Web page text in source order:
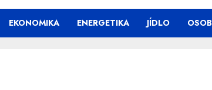
EKONOMIKA ENERGETIKA JÍDLO